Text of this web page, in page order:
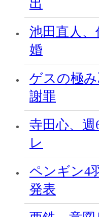
出
池田直人
婚
ゲスの極み
謝罪
寺田心、週
レ
ペンギン4
発表